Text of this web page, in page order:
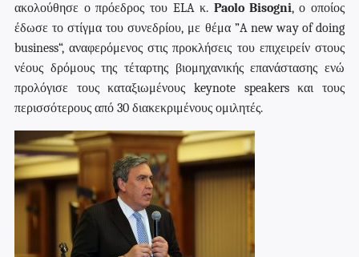
ακολούθησε ο πρόεδρος του ELA κ.Paolo Bisogni, ο οποίος
έδωσε το στίγμα του συνεδρίου, με θέμα ”A new way of doing
business“, αναφερόμενος στις προκλήσεις του επιχειρείν στους
νέους δρόμους της τέταρτης βιομηχανικής επανάστασης ενώ
προλόγισε τους καταξιωμένους keynote speakersκαι τους
περισσότερους από 30 διακεκριμένους ομιλητές.